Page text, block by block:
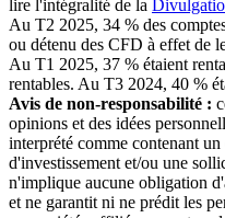
lire l'intégralité de la
Au T2 2025, 34 % des
ou détenu des CFD à effet de
Au T1 2025, 37 % étaient
rentables. Au T3 2024, 40 %
Avis de non-responsabilité :
opinions et des idées
interprété comme contenant
d'investissement et/ou une
n'implique aucune obligation
et ne garantit ni ne prédit les